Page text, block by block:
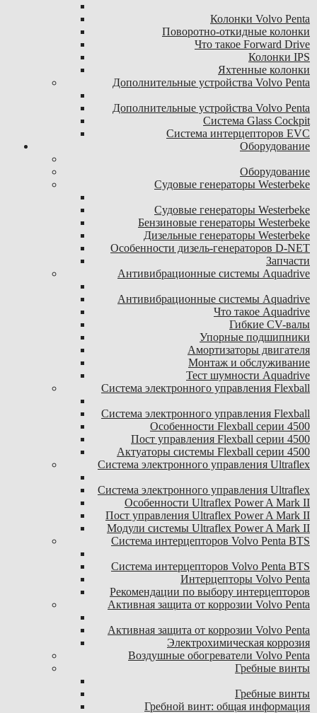
Колонки Volvo Penta
Поворотно-откидные колонки
Что такое Forward Drive
Колонки IPS
Яхтенные колонки
Дополнительные устройства Volvo Penta
Дополнительные устройства Volvo Penta
Система Glass Cockpit
Система интерцепторов EVC
Оборудование
Оборудование
Судовые генераторы Westerbeke
Судовые генераторы Westerbeke
Бензиновые генераторы Westerbeke
Дизельные генераторы Westerbeke
Особенности дизель-генераторов D-NET
Запчасти
Антивибрационные системы Aquadrive
Антивибрационные системы Aquadrive
Что такое Aquadrive
Гибкие CV-валы
Упорные подшипники
Амортизаторы двигателя
Монтаж и обслуживание
Тест шумности Aquadrive
Система электронного управления Flexball
Система электронного управления Flexball
Особенности Flexball серии 4500
Пост управления Flexball серии 4500
Актуаторы системы Flexball серии 4500
Система электронного управления Ultraflex
Система электронного управления Ultraflex
Особенности Ultraflex Power A Mark II
Пост управления Ultraflex Power A Mark II
Модули системы Ultraflex Power A Mark II
Система интерцепторов Volvo Penta BTS
Система интерцепторов Volvo Penta BTS
Интерцепторы Volvo Penta
Рекомендации по выбору интерцепторов
Активная защита от коррозии Volvo Penta
Активная защита от коррозии Volvo Penta
Электрохимическая коррозия
Воздушные обогреватели Volvo Penta
Гребные винты
Гребные винты
Гребной винт: общая информация